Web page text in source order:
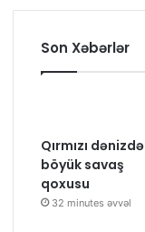
Son Xəbərlər
Qırmızı dənizdə
böyük savaş
qoxusu
32 minutes əvvəl